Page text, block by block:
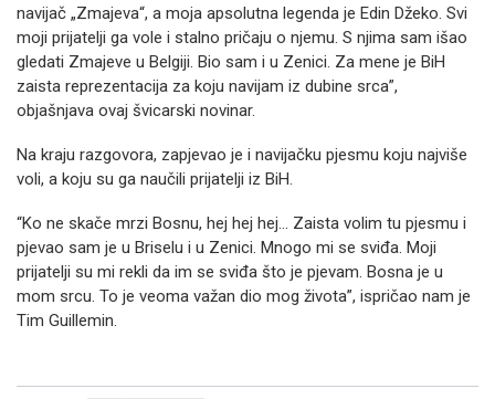
navijač „Zmajeva“, a moja apsolutna legenda je Edin Džeko. Svi
moji prijatelji ga vole i stalno pričaju o njemu. S njima sam išao
gledati Zmajeve u Belgiji. Bio sam i u Zenici. Za mene je BiH
zaista reprezentacija za koju navijam iz dubine srca”,
objašnjava ovaj švicarski novinar.
Na kraju razgovora, zapjevao je i navijačku pjesmu koju najviše
voli, a koju su ga naučili prijatelji iz BiH.
“Ko ne skače mrzi Bosnu, hej hej hej… Zaista volim tu pjesmu i
pjevao sam je u Briselu i u Zenici. Mnogo mi se sviđa. Moji
prijatelji su mi rekli da im se sviđa što je pjevam. Bosna je u
mom srcu. To je veoma važan dio mog života”, ispričao nam je
Tim Guillemin.